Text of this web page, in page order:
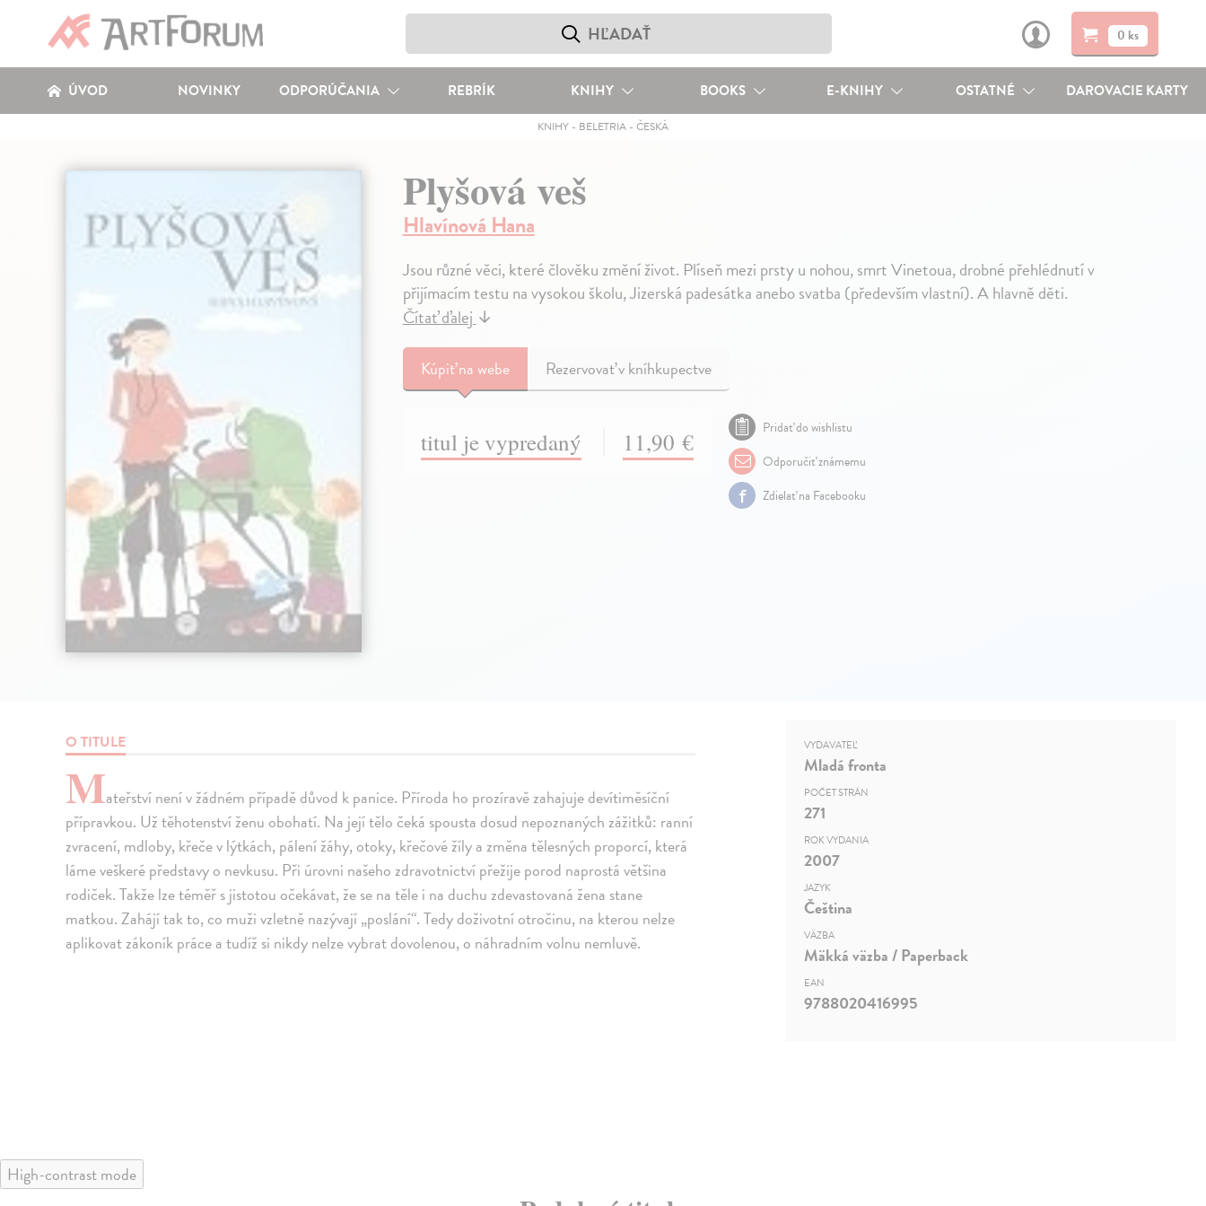
0 ks
ÚVOD NOVINKY ODPORÚČANIA REBRÍK KNIHY BOOKS E-KNIHY OSTATNÉ DAROVACIE KARTY
KNIHY- BELETRIA- ČESKÁ
Plyšová veš
Hlavínová Hana
Jsou různé věci, které člověku změní život. Plíseň mezi prsty u nohou, smrt Vinetoua, drobné přehlédnutí v
přijímacím testu na vysokou školu, Jizerská padesátka anebo svatba (především vlastní). A hlavně děti.
Čítať ďalej↓
Kúpiťna webe Rezervovať v kníhkupectve
titul je vypredaný 11,90 €
Pridať do wishlistu
Odporučiť známemu
Zdielať na Facebooku
O TITULE
Mateřství není v žádném případě důvod k panice. Příroda ho prozíravě zahajuje devítiměsíční
přípravkou. Už těhotenství ženu obohatí. Na její tělo čeká spousta dosud nepoznaných zážitků: ranní
zvracení, mdloby, křeče v lýtkách, pálení žáhy, otoky, křečové žíly a změna tělesných proporcí, která
láme veškeré představy o nevkusu. Při úrovni našeho zdravotnictví přežije porod naprostá většina
rodiček. Takže lze téměř s jistotou očekávat, že se na těle i na duchu zdevastovaná žena stane
matkou. Zahájí tak to, co muži vzletně nazývají „poslání“. Tedy doživotní otročinu, na kterou nelze
aplikovat zákoník práce a tudíž si nikdy nelze vybrat dovolenou, o náhradním volnu nemluvě.
VYDAVATEĽ
Mladá fronta
POČET STRÁN
271
ROK VYDANIA
2007
JAZYK
Čeština
VÄZBA
Mäkká väzba / Paperback
EAN
9788020416995
High-contrast mode